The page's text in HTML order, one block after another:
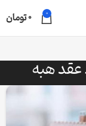
0
0تومان
عقد هبه